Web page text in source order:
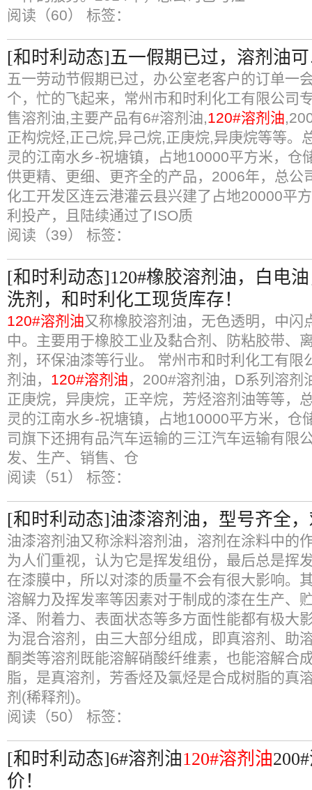
阅读（60） 标签：
[和时利动态]五一假期已过，溶剂油
五一劳动节假期已过，办公室老客户的订单一
个，忙的飞起来，常州市和时利化工有限公司
售溶剂油,主要产品有6#溶剂油,120#溶剂油
正构烷烃,正己烷,异己烷,正庚烷,异庚烷等等。
灵的江南水乡-祝塘镇，占地10000平方米，仓
供更精、更细、更齐全的产品，2006年，总公
化工开发区连云港灌云县兴建了占地20000平
利投产，且陆续通过了ISO质
阅读（39） 标签：
[和时利动态]120#橡胶溶剂油，白电
洗剂，和时利化工现货库存！
120#溶剂油又称橡胶溶剂油，无色透明，中闪
中。主要用于橡胶工业及黏合剂、防粘胶带、
剂，环保油漆等行业。 常州市和时利化工有限
剂油， 120#溶剂油，200#溶剂油，D系列溶剂
正庚烷，异庚烷，正辛烷，芳烃溶剂油等等，
灵的江南水乡-祝塘镇，占地10000平方米，仓
司旗下还拥有品汽车运输的三江汽车运输有限
发、生产、销售、仓
阅读（51） 标签：
[和时利动态]油漆溶剂油，型号齐全
油漆溶剂油又称涂料溶剂油，溶剂在涂料中的
为人们重视，认为它是挥发组份，最后总是挥
在漆膜中，所以对漆的质量不会有很大影响。
溶解力及挥发率等因素对于制成的漆在生产、
泽、附着力、表面状态等多方面性能都有极大
为混合溶剂，由三大部分组成，即真溶剂、助
酮类等溶剂既能溶解硝酸纤维素，也能溶解合
脂，是真溶剂，芳香烃及氯烃是合成树脂的真
剂(稀释剂)。
阅读（50） 标签：
[和时利动态]6#溶剂油120#溶剂油
价！